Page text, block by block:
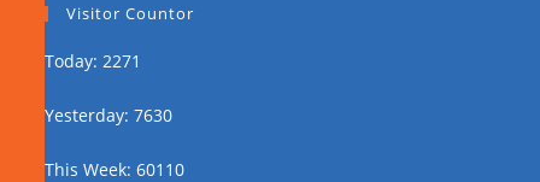
Visitor Countor
Today: 2271
Yesterday: 7630
This Week: 60110